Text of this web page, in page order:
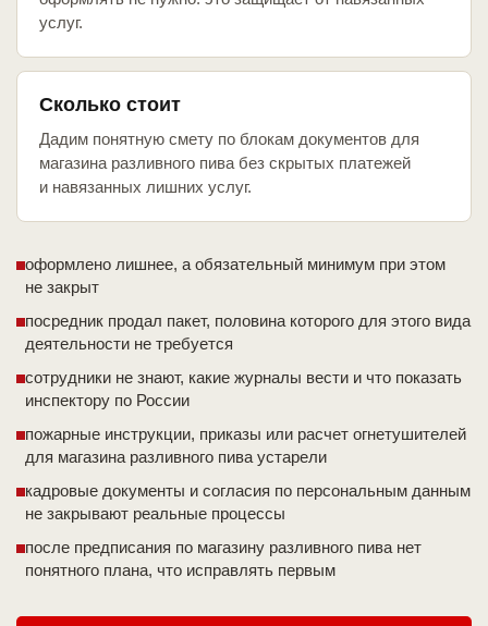
услуг.
Сколько стоит
Дадим понятную смету по блокам документов для
магазина разливного пива без скрытых платежей
и навязанных лишних услуг.
оформлено лишнее, а обязательный минимум при этом
не закрыт
посредник продал пакет, половина которого для этого вида
деятельности не требуется
сотрудники не знают, какие журналы вести и что показать
инспектору по России
пожарные инструкции, приказы или расчет огнетушителей
для магазина разливного пива устарели
кадровые документы и согласия по персональным данным
не закрывают реальные процессы
после предписания по магазину разливного пива нет
понятного плана, что исправлять первым